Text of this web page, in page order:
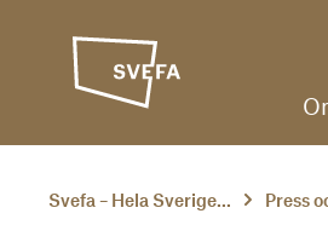
Svefa – Hela Sverige... Press